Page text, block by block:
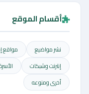
أقسام الموقع
نشر مواضيع مواقع
إنترنت وشبكات
أخرى ومنوعه